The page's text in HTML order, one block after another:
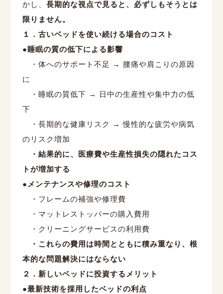
かし、 長期的な視点で見ると、必ずしもそうとは
限りません。
１．古いベッドを使い続ける場合のコスト
● 睡眠の質の低下による影響
・体へのサポート不足
→ 腰痛や肩こりの原因
に
・睡眠の質低下 →
日中の生産性や集中力の低
下
・長期的な健康リスク
→慢性的な疲労や病気
のリスク増加
・結果的に、医療費や生産性損失の隠れたコス
トが増加する
● メンテナンスや修理のコスト
・フレームの補強や修理費
・マットレストッパーの購入費用
・クリーニングサービスの利用費
・これらの費用は時間とともに積み重なり、根
本的な問題解決にはならない
２．新しいベッドに投資するメリット
●最新技術を採用したベッドの利点